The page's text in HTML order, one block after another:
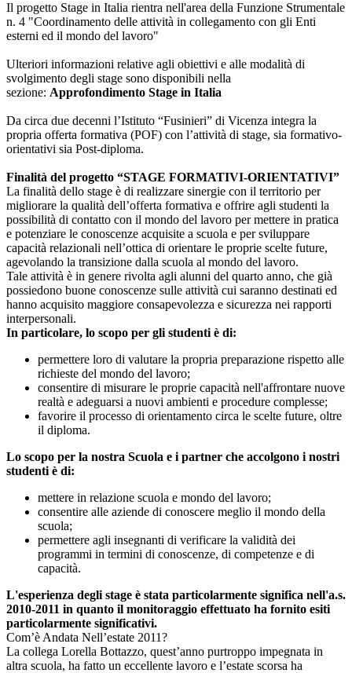
Il progetto Stage in Italia rientra nell'area della Funzione Strumentale
n. 4 "Coordinamento delle attività in collegamento con gli Enti
esterni ed il mondo del lavoro"
Ulteriori informazioni relative agli obiettivi e alle modalità di
svolgimento degli stage sono disponibili nella
sezione: Approfondimento Stage in Italia
Da circa due decenni l’Istituto “Fusinieri” di Vicenza integra la
propria offerta formativa (POF) con l’attività di stage, sia formativo-
orientativi sia Post-diploma.
Finalità del progetto “STAGE FORMATIVI-ORIENTATIVI”
La finalità dello stage è di realizzare sinergie con il territorio per
migliorare la qualità dell’offerta formativa e offrire agli studenti la
possibilità di contatto con il mondo del lavoro per mettere in pratica
e potenziare le conoscenze acquisite a scuola e per sviluppare
capacità relazionali nell’ottica di orientare le proprie scelte future,
agevolando la transizione dalla scuola al mondo del lavoro.
Tale attività è in genere rivolta agli alunni del quarto anno, che già
possiedono buone conoscenze sulle attività cui saranno destinati ed
hanno acquisito maggiore consapevolezza e sicurezza nei rapporti
interpersonali.
In particolare, lo scopo per gli studenti è di:
permettere loro di valutare la propria preparazione rispetto alle
richieste del mondo del lavoro;
consentire di misurare le proprie capacità nell'affrontare nuove
realtà e adeguarsi a nuovi ambienti e procedure complesse;
favorire il processo di orientamento circa le scelte future, oltre
il diploma.
Lo scopo per la nostra Scuola e i partner che accolgono i nostri
studenti è di:
mettere in relazione scuola e mondo del lavoro;
consentire alle aziende di conoscere meglio il mondo della
scuola;
permettere agli insegnanti di verificare la validità dei
programmi in termini di conoscenze, di competenze e di
capacità.
L'esperienza degli stage è stata particolarmente significa nell'a.s.
2010-2011 in quanto il monitoraggio effettuato ha fornito esiti
particolarmente significativi.
Com’è Andata Nell’estate 2011?
La collega Lorella Bottazzo, quest’anno purtroppo impegnata in
altra scuola, ha fatto un eccellente lavoro e l’estate scorsa ha